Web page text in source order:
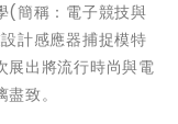
(簡稱：電子競技與
計感應器捕捉模特
展出將流行時尚與電
致。